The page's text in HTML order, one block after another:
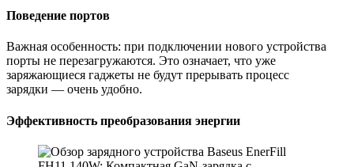
Поведение портов
Важная особенность: при подключении нового устройства
порты не перезагружаются. Это означает, что уже
заряжающиеся гаджеты не будут прерывать процесс
зарядки — очень удобно.
Эффективность преобразования энергии